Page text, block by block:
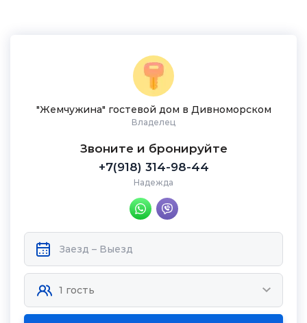
"Жемчужина" гостевой дом в Дивноморском
Владелец
Звоните и бронируйте
+7(918) 314-98-44
Надежда